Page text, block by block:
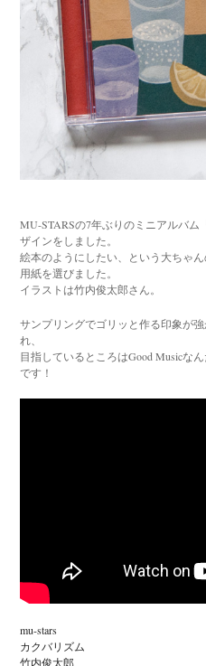
MU-STARSの7年ぶりのミニアルバ
ザインをしました。
絵本のようにしたい、という大ちゃ
用紙を選びました。
イラストは竹内俊太郎さん。
サンプリングでゴリッと作る印象が
れ、
目指しているところはGood Musicな
です！
mu-stars
カクバリズム
竹内俊太郎